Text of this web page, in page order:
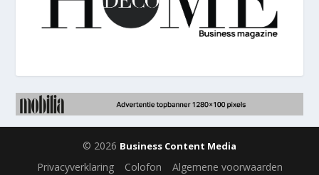
© 2026 Business Content Media
Privacyverklaring Colofon Algemene voorwaarden